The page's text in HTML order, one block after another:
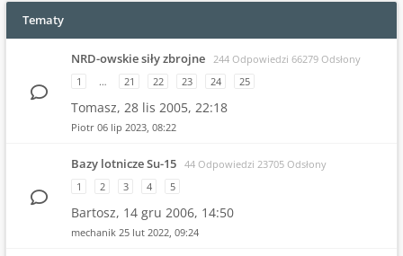
Tematy
NRD-owskie siły zbrojne 244 Odpowiedzi 66279 Odsłony
1
… 21 22 23 24 25
Tomasz, 28 lis 2005, 22:18
Piotr 06 lip 2023, 08:22
Bazy lotnicze Su-15 44 Odpowiedzi 23705 Odsłony
1
2 3 4 5
Bartosz, 14 gru 2006, 14:50
mechanik 25 lut 2022, 09:24